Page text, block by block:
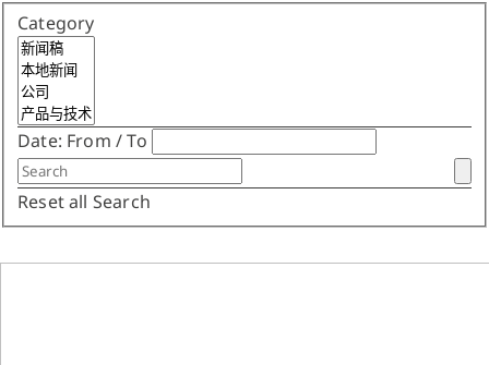
Category
Date: From /To
Reset all Search